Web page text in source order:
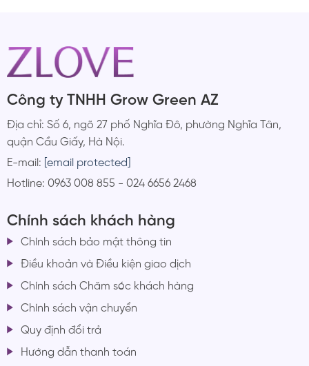
Công ty TNHH Grow Green AZ
Địa chỉ: Số 6, ngõ 27 phố Nghĩa Đô, phường Nghĩa Tân,
quận Cầu Giấy, Hà Nội.
E-mail: [email protected]
Hotline: 0963 008 855 - 024 6656 2468
Chính sách khách hàng
Chính sách bảo mật thông tin
Điều khoản và Điều kiện giao dịch
Chính sách Chăm sóc khách hàng
Chính sách vận chuyển
Quy định đổi trả
Hướng dẫn thanh toán